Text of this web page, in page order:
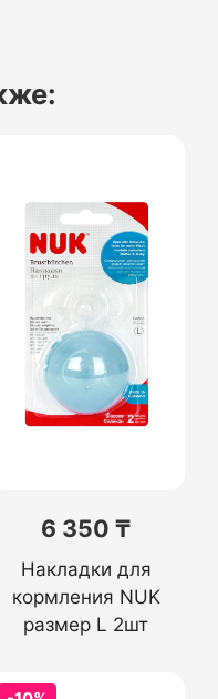
6 350 ₸
Накладки для
кормления NUK
размер L 2шт